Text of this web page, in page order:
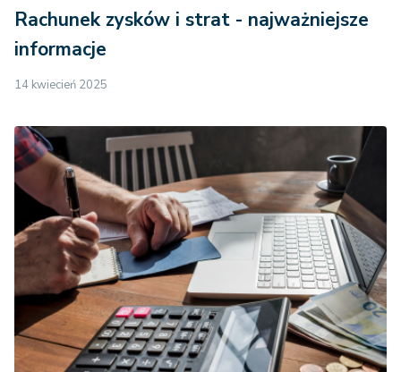
Rachunek zysków i strat - najważniejsze
informacje
14 kwiecień 2025